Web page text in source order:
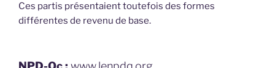
Ces partis présentaient toutefois des formes
différentes de revenu de base.